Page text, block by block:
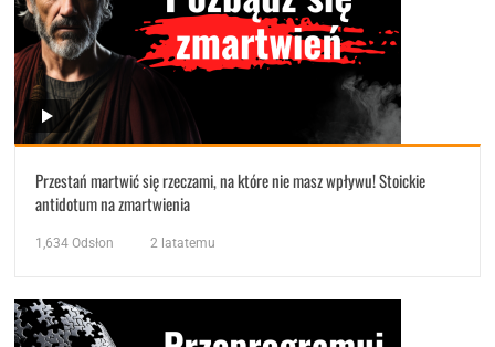
Przestań martwić się rzeczami, na które nie masz wpływu! Stoickie
antidotum na zmartwienia
1,634 Odsłon 2 latatemu